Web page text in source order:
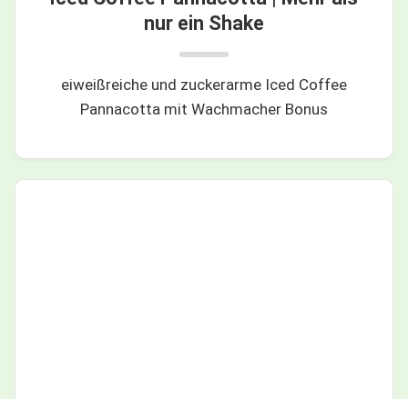
nur ein Shake
eiweißreiche und zuckerarme Iced Coffee
Pannacotta mit Wachmacher Bonus